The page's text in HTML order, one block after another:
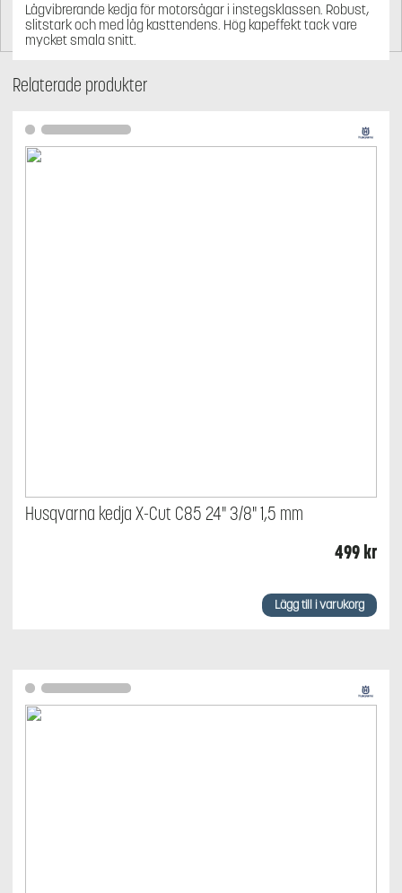
Lågvibrerande kedja för motorsågar i instegsklassen. Robust,
slitstark och med låg kasttendens. Hög kapeffekt tack vare
mycket smala snitt.
Relaterade produkter
Husqvarna kedja X-Cut C85 24" 3/8" 1,5 mm
499kr
Lägg till i varukorg